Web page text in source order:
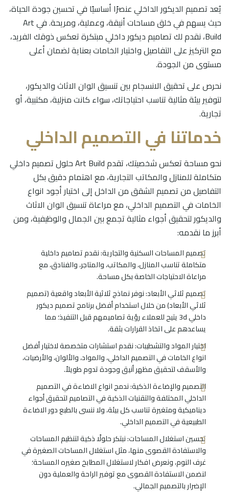
يُعد تصميم الديكور الداخلي عنصرًا أساسيًا في تحسين جودة الحياة،
حيث يسهم في خلق مساحات أنيقة، وعملية، ومريحة. في Art
Build، نقدم لك تصاميم ديكور داخلي مبتكرة تعكس ذوقك الفريد،
مع التركيز على التفاصيل واختيار الخامات بعناية لضمان أعلى
مستوى من الجودة.
نحرص على تحقيق الانسجام بين تنسيق الوان الاثاث والديكور،
لتوفير بيئة مثالية تناسب احتياجاتك، سواء كانت منزلية، مكتبية، أو
تجارية.
خدماتنا في التصميم الداخلي
نحو مساحة تعكس شخصيتك، تقدم Art Build حلول تصميم داخلي
متكاملة للمنازل والمكاتب التجارية، مع اهتمام دقيق بكل
التفاصيل من تصميم الشقق من الداخل إلى اختيار أجود انواع
الخامات في التصميم الداخلي، مع مراعاة تنسيق الوان الاثاث
والديكور لتحقيق أجواء مثالية تجمع بين الجمال والوظيفية، ومن
أبرز ما نقدمه:
تصميم المساحات السكنية والتجارية: نقدم تصاميم داخلية
متكاملة تناسب المنازل، والمكاتب، والمتاجر، والفنادق، مع
مراعاة الاحتياجات الخاصة بكل مساحة.
تصميم ثلاثي الأبعاد: نوفر نماذج ثلاثية الأبعاد واقعية (تصميم
ثلاثي الأبعاد) من خلال استخدام أفضل برنامج تصميم ديكور
داخلي 3d يتيح للعملاء رؤية تصاميمهم قبل التنفيذ؛ مما
يساعدهم على اتخاذ القرارات بثقة.
اختيار المواد والتشطيبات: نقدم استشارات متخصصة لاختيار أفضل
انواع الخامات في التصميم الداخلي، والمواد، والألوان، والأرضيات،
والأسقف لتحقيق مظهر أنيق وجودة تدوم طويلاً.
التصميم والإضاءة الذكية: ندمج انواع الاضاءة في التصميم
الداخلي المختلفة والتقنيات الذكية في التصاميم لتحقيق أجواء
ديناميكية ومتغيرة تناسب كل بيئة، ولا ننسى بالطبع دور الاضاءة
الطبيعية في التصميم الداخلي.
تحسين استغلال المساحات: نبتكر حلولًا ذكية لتنظيم المساحات
والاستفادة القصوى منها، مثل استغلال المساحات الصغيرة في
غرف النوم، ونعرض افكار لاستغلال المطابخ صغيره المساحة؛
لنضمن الاستفادة القصوى مع توفير الراحة والعملية دون
الإضرار بالتصميم الجمالي.